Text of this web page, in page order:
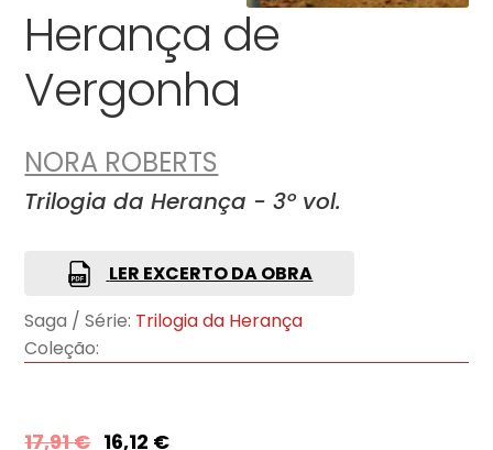
Herança de
Vergonha
NORA ROBERTS
Trilogia da Herança - 3º vol.
LER EXCERTO DA OBRA
Saga / Série: Trilogia da Herança
Coleção:
17,91€ 16,12 €